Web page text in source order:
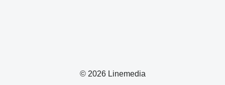
© 2026 Linemedia